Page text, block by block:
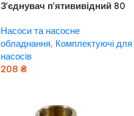
З’єднувач п’ятививідний 80
⁇ 180° AQUATICA (779599)
Насоси та насосне
обладнання, Комплектуючі для
насосів
208 ₴